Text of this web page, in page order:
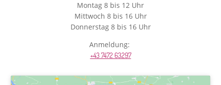
Montag 8 bis 12 Uhr
Mittwoch 8 bis 16 Uhr
Donnerstag 8 bis 16 Uhr
Anmeldung:
+43 7472 63297